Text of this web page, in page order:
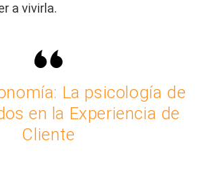
a vivirla.
La psicología de
en la Experiencia de
Cliente